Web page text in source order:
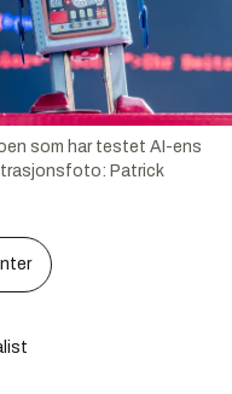
som har testet AI-ens
Patrick